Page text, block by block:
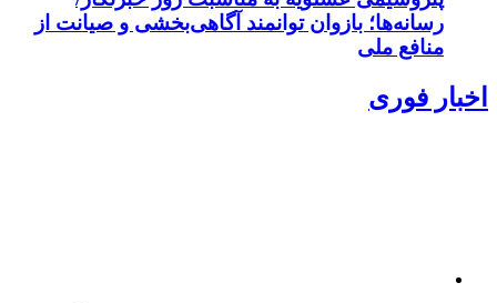
رسانه‌ها؛ بازوان توانمند آگاهی‌بخشی و صیانت از
منافع ملی
اخبار فوری